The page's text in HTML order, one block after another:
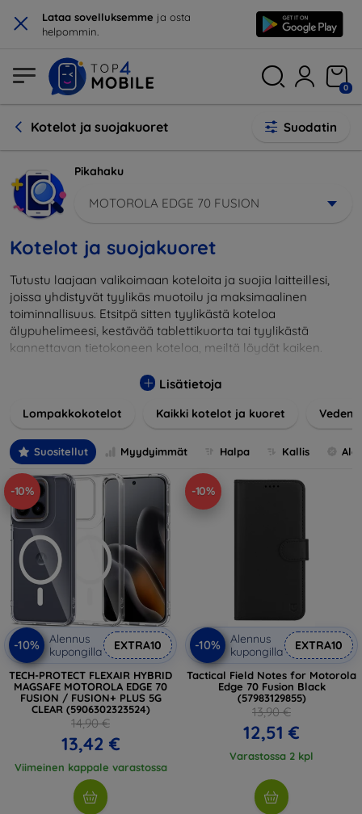
× Lataa sovelluksemme ja osta
helpommin.
0
Kotelot ja suojakuoret Suodatin
Pikahaku
MOTOROLA EDGE 70 FUSION
Kotelot ja suojakuoret
Tutustu laajaan valikoimaan koteloita ja suojia laitteillesi,
joissa yhdistyvät tyylikäs muotoilu ja maksimaalinen
toiminnallisuus. Etsitpä sitten tyylikästä koteloa
älypuhelimeesi, kestävää tablettikuorta tai tyylikästä
kannettavan tietokoneen koteloa, meiltä löydät kaiken.
ja iskuilta ja ottavat samalla huomioon käyttäjien esteettiset
lisävarusteen laitteeseesi. Kotelomme ja suojuksemme
eivät ole vain käytännöllisiä vaan myös muodikkaita, joten
ne ovat olennainen osa jokapäiväistä asuasi. Tekniikan
ystäville tai niille, jotka haluavat vain suojata investointinsa,
olemme täällä sinua varten.
Lisätietoja
Lompakkokotelot Kaikki kotelot ja kuoret
Suositellut Myydyimmät Halpa Kallis
-10%
-10%
Alennus
kupongilla
EXTRA10
TECH-PROTECT FLEXAIR HYBRID
MAGSAFE MOTOROLA EDGE 70
FUSION / FUSION+ PLUS 5G
CLEAR (5906302323524)
14,90 €
13,42 €
Viimeinen kappale varastossa
-10%
-10%
Alennus
kupongilla
EXTRA10
Tactical Field Notes for Motorola
Edge 70 Fusion Black
(57983129855)
13,90 €
12,51 €
Varastossa 2 kpl